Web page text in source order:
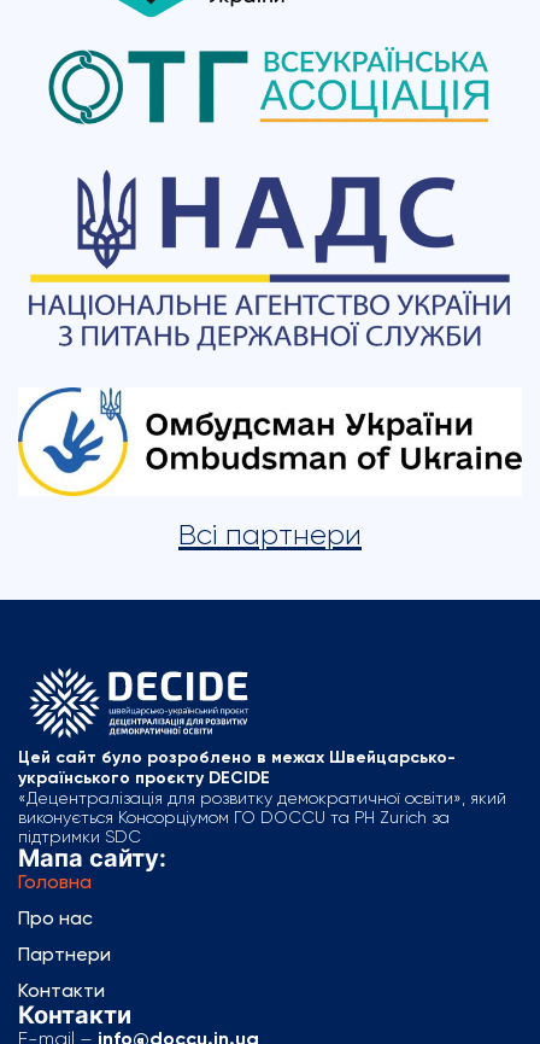
Всі партнери
Цей сайт було розроблено в межах Швейцарсько-
українського проєкту DECIDE
«Децентралізація для розвитку демократичної освіти», який
виконується Консорціумом ГО DOCCU та PH Zurich за
підтримки SDC
Мапа сайту:
Головна
Про нас
Партнери
Контакти
Контакти
E-mail – info@doccu.in.ua